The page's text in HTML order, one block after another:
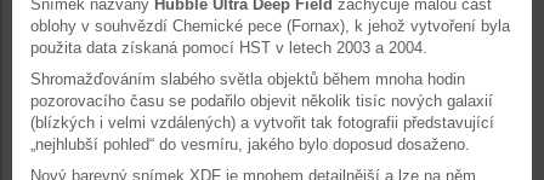
Snímek nazvaný Hubble Ultra Deep Field zachycuje malou část
oblohy v souhvězdí Chemické pece (Fornax), k jehož vytvoření byla
použita data získaná pomocí HST v letech 2003 a 2004.
Shromažďováním slabého světla objektů během mnoha hodin
pozorovacího času se podařilo objevit několik tisíc nových galaxií
(blízkých i velmi vzdálených) a vytvořit tak fotografii představující
„nejhlubší pohled“ do vesmíru, jakého bylo doposud dosaženo.
Nový barevný snímek XDF je mnohem detailnější a lze na něm